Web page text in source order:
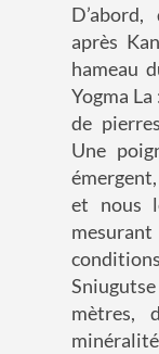
après
hameau
Yogma
de
Une
et nous
mètres,